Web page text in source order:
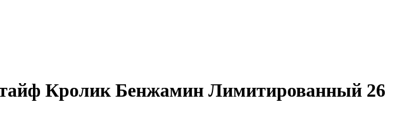
Кролик Бенжамин Лимитированный 26